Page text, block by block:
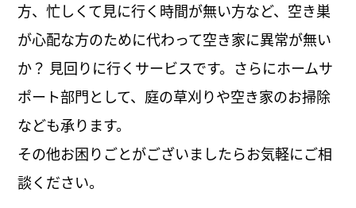
方、忙しくて見に行く時間が無い方など、空き巣
が心配な方のために代わって空き家に異常が無い
か？ 見回りに行くサービスです。さらにホームサ
ポート部門として、庭の草刈りや空き家のお掃除
なども承ります。
その他お困りごとがございましたらお気軽にご相
談ください。